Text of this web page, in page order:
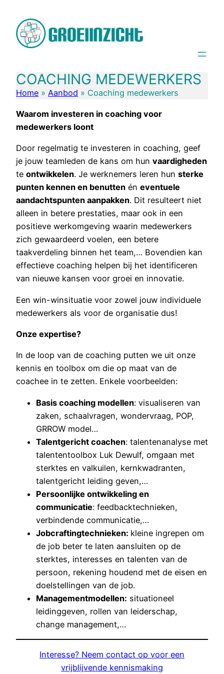
naar
inhoud
COACHING MEDEWERKERS
Home » Aanbod » Coaching medewerkers
Waarom investeren in coaching voor
medewerkers loont
Door regelmatig te investeren in coaching, geef
je jouw teamleden de kans om hun vaardigheden
te ontwikkelen. Je werknemers leren hun sterke
punten kennen en benutten én eventuele
aandachtspunten aanpakken. Dit resulteert niet
alleen in betere prestaties, maar ook in een
positieve werkomgeving waarin medewerkers
zich gewaardeerd voelen, een betere
taakverdeling binnen het team,… Bovendien kan
effectieve coaching helpen bij het identificeren
van nieuwe kansen voor groei en innovatie.
Een win-winsituatie voor zowel jouw individuele
medewerkers als voor de organisatie dus!
Onze expertise?
In de loop van de coaching putten we uit onze
kennis en toolbox om die op maat van de
coachee in te zetten. Enkele voorbeelden:
Basis coaching modellen: visualiseren van
zaken, schaalvragen, wondervraag, POP,
GRROW model…
Talentgericht coachen: talentenanalyse met
talententoolbox Luk Dewulf, omgaan met
sterktes en valkuilen, kernkwadranten,
talentgericht leiding geven,…
Persoonlijke ontwikkeling en
communicatie: feedbacktechnieken,
verbindende communicatie,…
Jobcraftingtechnieken: kleine ingrepen om
de job beter te laten aansluiten op de
sterktes, interesses en talenten van de
persoon, rekening houdend met de eisen en
doelstellingen van de job.
Managementmodellen: situationeel
leidinggeven, rollen van leiderschap,
change management,…
Interesse? Neem contact op voor een
vrijblijvende kennismaking